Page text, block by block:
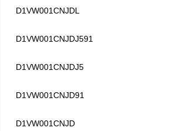
D1VW001CNJDL
D1VW001CNJDJ591
D1VW001CNJDJ5
D1VW001CNJD91
D1VW001CNJD